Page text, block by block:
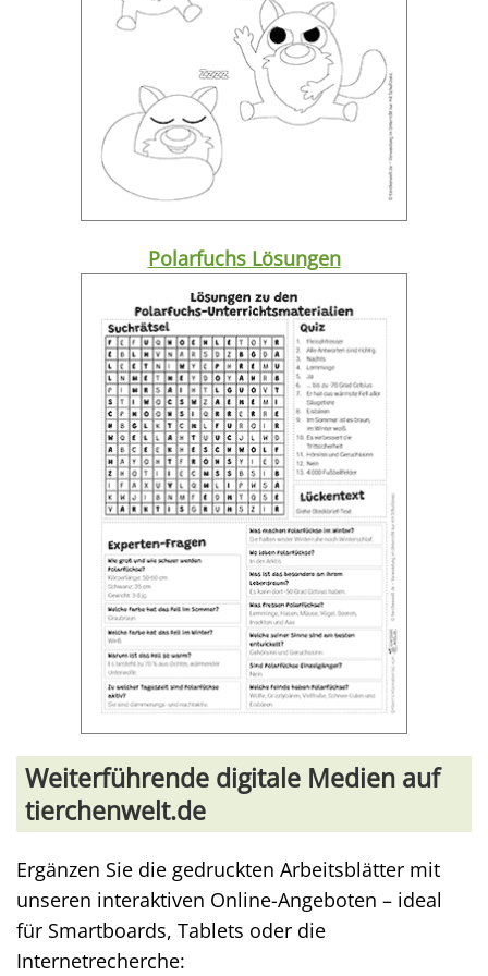
Polarfuchs Lösungen
Weiterführende digitale Medien auf
tierchenwelt.de
Ergänzen Sie die gedruckten Arbeitsblätter mit
unseren interaktiven Online-Angeboten – ideal
für Smartboards, Tablets oder die
Internetrecherche: